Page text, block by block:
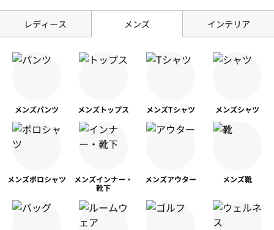
レディース メンズ インテリア
メンズパンツ メンズトップス メンズTシャツ メンズシャツ
メンズポロシャツ メンズインナー・
靴下
メンズアウター メンズ靴